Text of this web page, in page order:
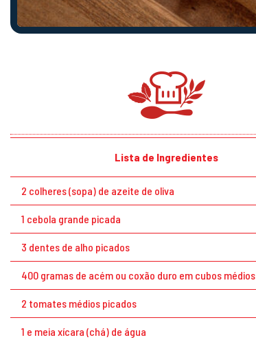
Lista de Ingredientes
2 colheres (sopa) de azeite de oliva
1 cebola grande picada
3 dentes de alho picados
400 gramas de acém ou coxão duro em cubos médios
2 tomates médios picados
1 e meia xícara (chá) de água